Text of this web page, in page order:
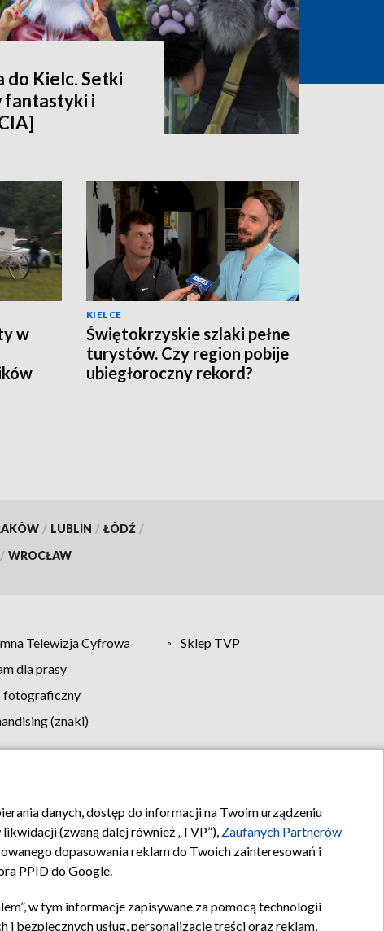
do Kielc. Setki
fantastyki i
w
KIELCE
Świętokrzyskie szlaki pełne
turystów. Czy region pobije
ubiegłoroczny rekord?
/ LUBLIN / ŁÓDŹ /
/ WROCŁAW
Telewizja Cyfrowa
Sklep TVP
dla prasy
fotograficzny
(znaki)
Kontakt
danych, dostęp do informacji na Twoim urządzeniu
(zwaną dalej również „TVP”), Zaufanych Partnerów
dopasowania reklam do Twoich zainteresowań i
PPID do Google.
w tym informacje zapisywane za pomocą technologii
bezpiecznych usług, personalizację treści oraz reklam,